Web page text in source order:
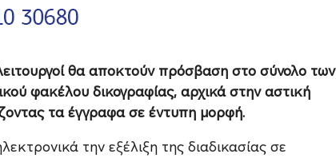
θα αποκτούν πρόσβαση στο σύνολο των
φακέλου δικογραφίας, αρχικά στην αστική
τα έγγραφα σε έντυπη μορφή.
την εξέλιξη της διαδικασίας σε